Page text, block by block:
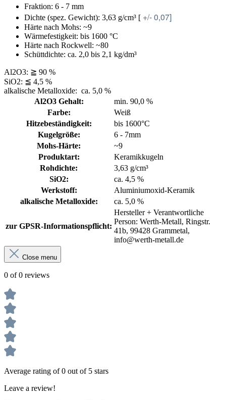
Fraktion: 6 - 7 mm
Dichte (spez. Gewicht): 3,63 g/cm³ [ +/- 0,07]
Härte nach Mohs: ~9
Wärmefestigkeit: bis 1600 °C
Härte nach Rockwell: ~80
Schüttdichte: ca. 2,0 bis 2,1 kg/dm³
Al2O3: ≧ 90 %
SiO2: ≦ 4,5 %
alkalische Metalloxide: ca. 5,0 %
Al2O3 Gehalt:
min. 90,0 %
Farbe:
Weiß
Hitzebeständigkeit:
bis 1600°C
Kugelgröße:
6 - 7mm
Mohs-Härte:
~9
Produktart:
Keramikkugeln
Rohdichte:
3,63 g/cm³
SiO2:
ca. 4,5 %
Werkstoff:
Aluminiumoxid-Keramik
alkalische Metalloxide:
ca. 5,0 %
zur GPSR-Informationspflicht:
Hersteller + Verantwortliche
Person: Werth-Metall, Ringstr.
41b, 99428 Grammetal,
info@werth-metall.de
Close menu
0 of 0 reviews
Average rating of 0 out of 5 stars
Leave a review!